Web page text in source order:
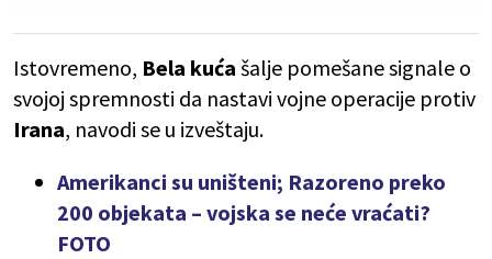
Istovremeno, Bela kuća šalje pomešane signale o
svojoj spremnosti da nastavi vojne operacije protiv
Irana, navodi se u izveštaju.
Amerikanci su uništeni; Razoreno preko
200 objekata – vojska se neće vraćati?
FOTO